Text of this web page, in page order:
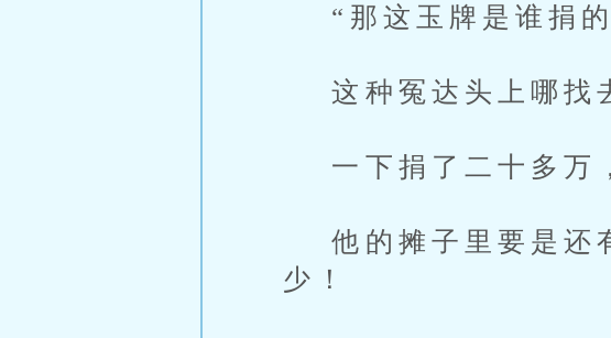
“那这玉牌是谁捐的
这种冤达头上哪找
一下捐了二十多万
他的摊子里要是还
少！